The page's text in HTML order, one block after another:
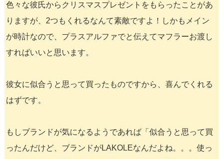
色々な彼氏からクリスマスプレゼントをもらったことがあ
りますが、2つもくれるなんて素敵ですよ！しかもメイン
が時計なので、プラスアルファでと伝えてマフラーお渡し
すればいいと思います。
彼女に似合うと思って買ったものですから、喜んでくれる
はずです。
もしブランドが気になるようであれば「似合うと思って買
ったんだけど、ブランドがLAKOLEなんだよね。。。使っ